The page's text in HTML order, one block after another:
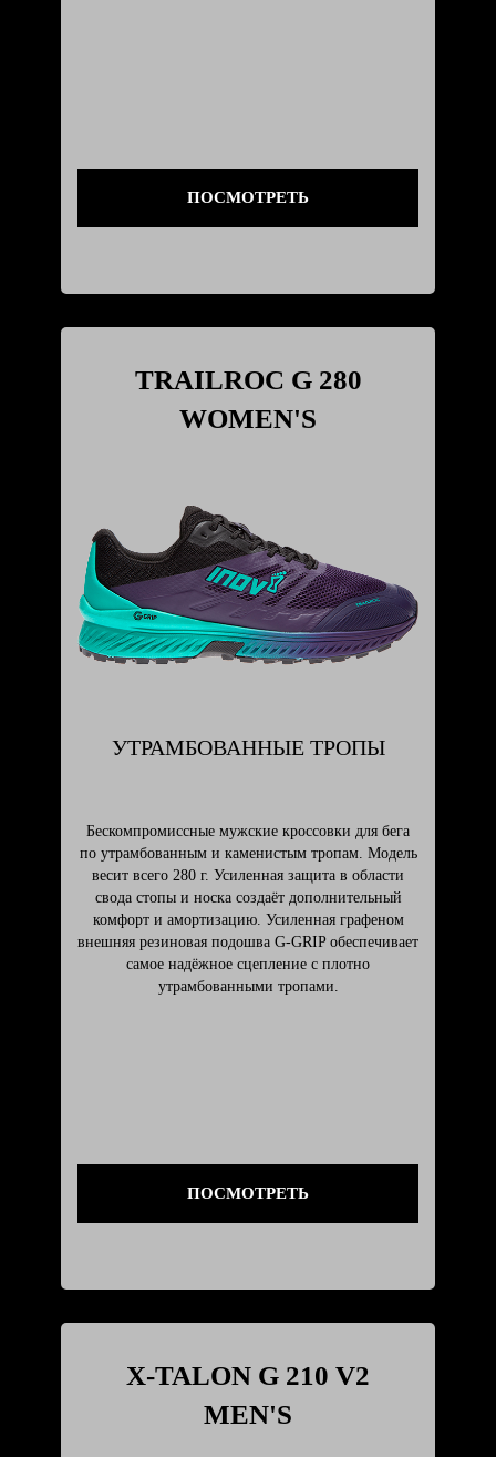
ПОСМОТРЕТЬ
TRAILROC G 280
WOMEN'S
УТРАМБОВАННЫЕ ТРОПЫ
Бескомпромиссные мужские кроссовки для бега
по утрамбованным и каменистым тропам. Модель
весит всего 280 г. Усиленная защита в области
свода стопы и носка создаёт дополнительный
комфорт и амортизацию. Усиленная графеном
внешняя резиновая подошва G-GRIP обеспечивает
самое надёжное сцепление с плотно
утрамбованными тропами.
ПОСМОТРЕТЬ
X-TALON G 210 V2
MEN'S